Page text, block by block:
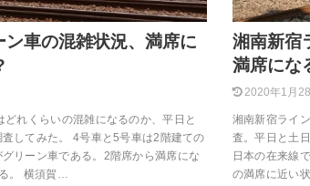
車の混雑状況、満席に
れくらいの混雑になるのか、平日と
してみた。 4号車と5号車は2階建ての
リーン車である。2階席から満席にな
。 横須賀…
湘南新宿
満席にな
2020年1月
湘南新宿ライ
査。平日と土
日本の在来線
の満席に近い